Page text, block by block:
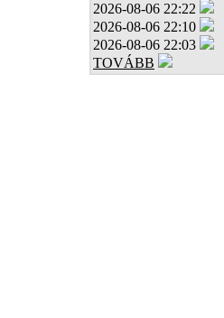
2026-08-06 22:22
2026-08-06 22:10
2026-08-06 22:03
TOVÁBB